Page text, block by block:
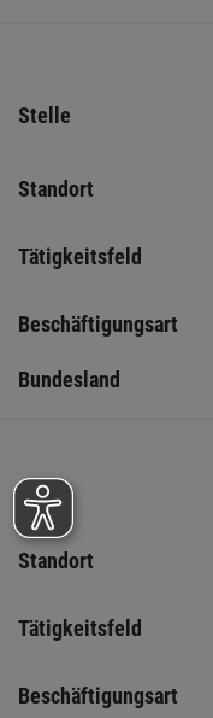
Stelle
Standort
Tätigkeitsfeld
Beschäftigungsart
Bundesland
Stelle
Standort
Tätigkeitsfeld
Beschäftigungsart